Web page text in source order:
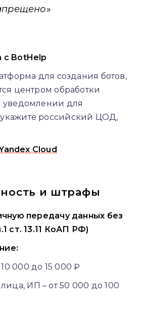
с BotHelp
для создания ботов,
центром обработки
для
российский ЦОД,
Cloud
и штрафы
передачу данных без
ст. 13.11 КоАП РФ)
000 до 15 000 ₽
ИП – от 50 000 до 100